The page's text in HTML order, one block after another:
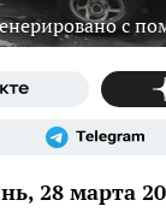
с
28 марта